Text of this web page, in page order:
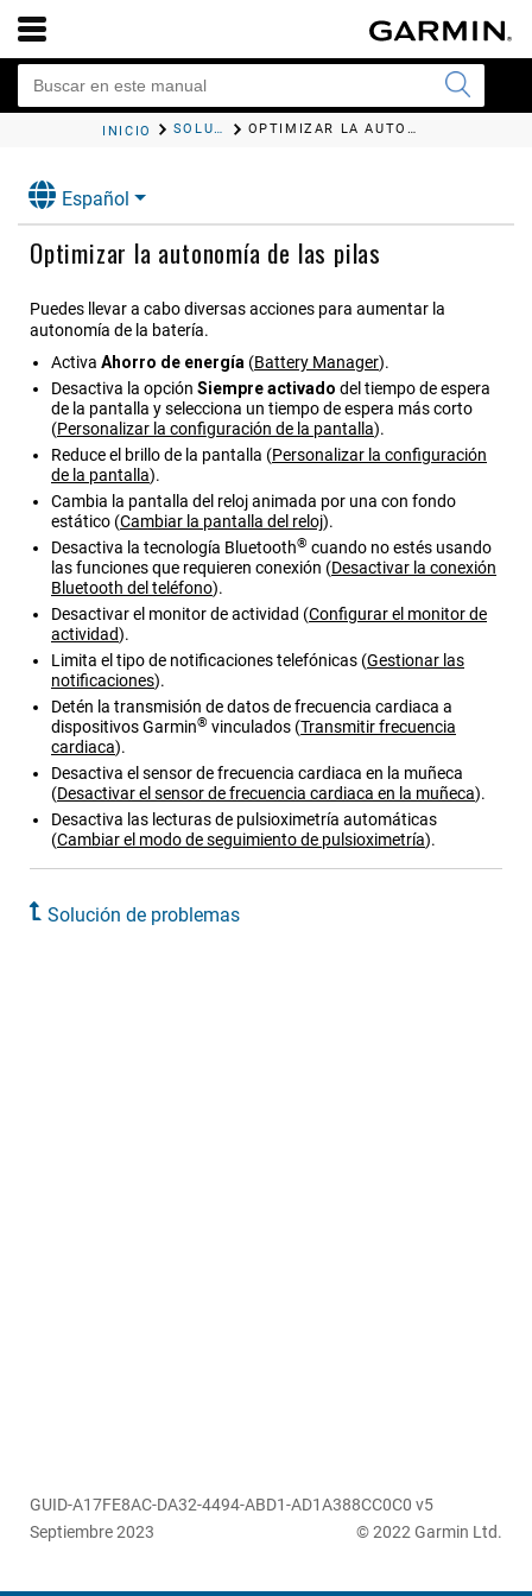
INICIO SOLUCIÓN DE PROBLEMAS OPTIMIZAR LA AUTONOMÍA DE LAS PILAS
Español
Optimizar la autonomía de las pilas
Puedes llevar a cabo diversas acciones para aumentar la
autonomía de la batería.
Activa Ahorro de energía (Battery Manager).
Desactiva la opción Siempre activado del tiempo de espera
de la pantalla y selecciona un tiempo de espera más corto
(Personalizar la configuración de la pantalla).
Reduce el brillo de la pantalla (Personalizar la configuración
de la pantalla).
Cambia la pantalla del reloj animada por una con fondo
estático (Cambiar la pantalla del reloj).
Desactiva la tecnología Bluetooth® cuando no estés usando
las funciones que requieren conexión (Desactivar la conexión
Bluetooth del teléfono).
Desactivar el monitor de actividad (Configurar el monitor de
actividad).
Limita el tipo de notificaciones telefónicas (Gestionar las
notificaciones).
Detén la transmisión de datos de frecuencia cardiaca a
dispositivos Garmin® vinculados (Transmitir frecuencia
cardiaca).
Desactiva el sensor de frecuencia cardiaca en la muñeca
(Desactivar el sensor de frecuencia cardiaca en la muñeca).
Desactiva las lecturas de pulsioximetría automáticas
(Cambiar el modo de seguimiento de pulsioximetría).
Solución de problemas
GUID-A17FE8AC-DA32-4494-ABD1-AD1A388CC0C0 v5
Septiembre 2023
© 2022 Garmin Ltd.